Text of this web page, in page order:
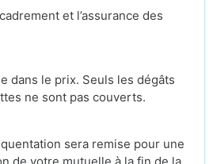
et l’assurance des
dans le prix. Seuls les dégâts
ne sont pas couverts.
sera remise pour une